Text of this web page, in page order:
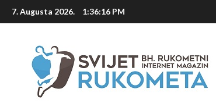
Skip
to
7. Augusta 2026. 1:36:16 PM